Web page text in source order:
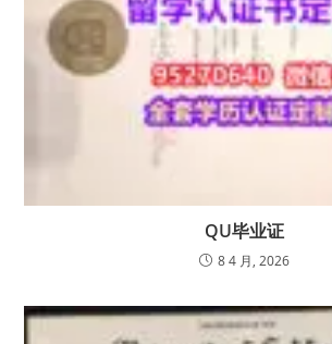
QU毕业证
8 4 月, 2026